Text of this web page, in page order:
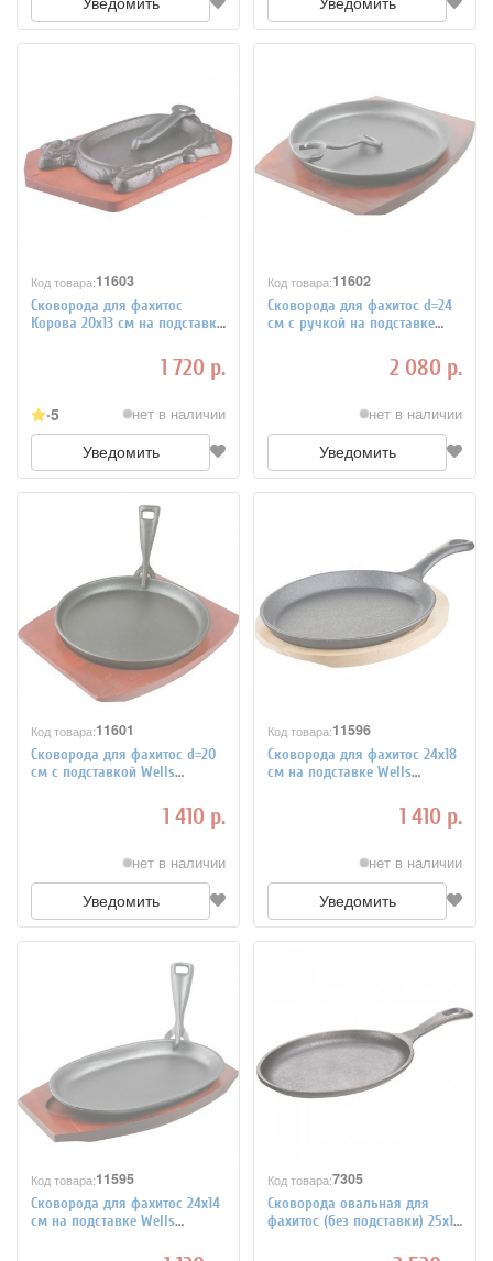
Код товара:11603
Сковорода для фахитос
Корова 20x13 см на подставке
1 720 р.
5 нет в наличии
Уведомить
Код товара:11602
Сковорода для фахитос d=24
см с ручкой на подставке
2 080 р.
нет в наличии
Уведомить
Код товара:11601
Сковорода для фахитос d=20
см с подставкой Wells
1 410 р.
нет в наличии
Уведомить
Код товара:11596
Сковорода для фахитос 24x18
см на подставке Wells
1 410 р.
нет в наличии
Уведомить
Код товара:11595
Сковорода для фахитос 24x14
см на подставке Wells
Код товара:7305
Сковорода овальная для
фахитос (без подставки) 25х18